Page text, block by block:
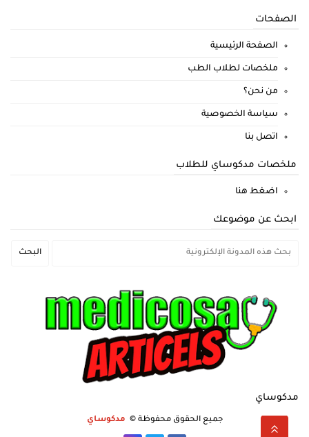
الصفحات
الصفحة الرئيسية
ملخصات لطلاب الطب
من نحن؟
سياسة الخصوصية
اتصل بنا
ملخصات مدكوساي للطلاب
اضغط هنا
ابحث عن موضوعك
مدكوساي
جميع الحقوق محفوظة © مدكوساي